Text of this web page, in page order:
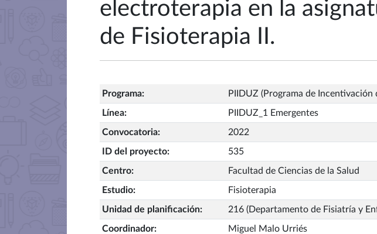
electroterapia en la
de Fisioterapia II.
Programa: PIIDUZ (Programa de
Línea: PIIDUZ_1 Emergentes
Convocatoria: 2022
ID del proyecto: 535
Centro: Facultad de Ciencias de la Salud
Estudio: Fisioterapia
Unidad de planificación: 216 (Departamento de Fisiatría y
Coordinador: Miguel Malo Urriés